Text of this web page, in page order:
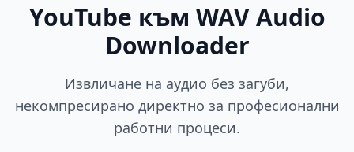
YouTube към WAV Audio
Downloader
Извличане на аудио без загуби,
некомпресирано директно за професионални
работни процеси.